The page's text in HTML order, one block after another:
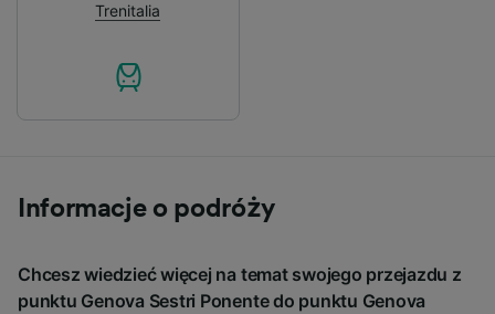
Trenitalia
Informacje o podróży
Chcesz wiedzieć więcej na temat swojego przejazdu z
punktu Genova Sestri Ponente do punktu Genova